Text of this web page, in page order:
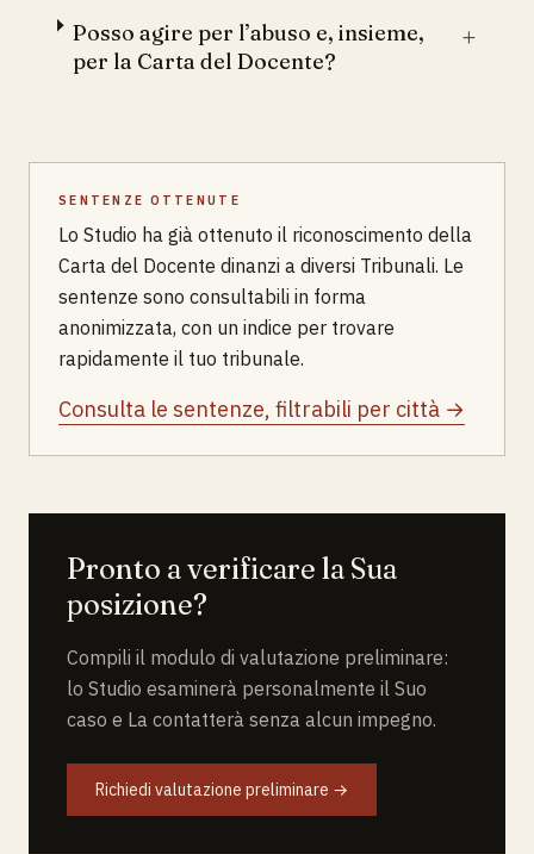
Posso agire per l’abuso e, insieme,
per la Carta del Docente?
+
SENTENZE OTTENUTE
Lo Studio ha già ottenuto il riconoscimento della
Carta del Docente dinanzi a diversi Tribunali. Le
sentenze sono consultabili in forma
anonimizzata, con un indice per trovare
rapidamente il tuo tribunale.
Consulta le sentenze, filtrabili per città →
Pronto a verificare la Sua
posizione?
Compili il modulo di valutazione preliminare:
lo Studio esaminerà personalmente il Suo
caso e La contatterà senza alcun impegno.
Richiedi valutazione preliminare →